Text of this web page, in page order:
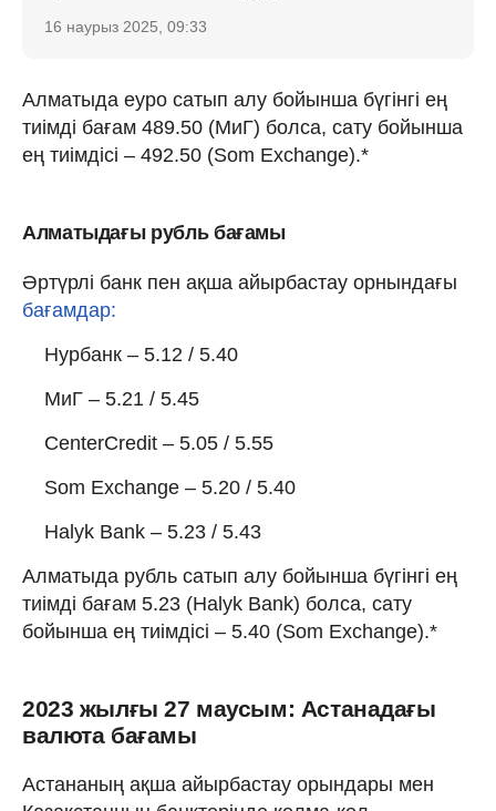
16 наурыз 2025, 09:33
Алматыда еуро сатып алу бойынша бүгінгі ең
тиімді бағам 489.50 (МиГ) болса, сату бойынша
ең тиімдісі – 492.50 (Som Exchange).*
Алматыдағы рубль бағамы
Әртүрлі банк пен ақша айырбастау орнындағы
бағамдар:
Нурбанк – 5.12 / 5.40
МиГ – 5.21 / 5.45
CenterCredit – 5.05 / 5.55
Som Exchange – 5.20 / 5.40
Halyk Bank – 5.23 / 5.43
Алматыда рубль сатып алу бойынша бүгінгі ең
тиімді бағам 5.23 (Halyk Bank) болса, сату
бойынша ең тиімдісі – 5.40 (Som Exchange).*
2023 жылғы 27 маусым: Астанадағы
валюта бағамы
Астананың ақша айырбастау орындары мен